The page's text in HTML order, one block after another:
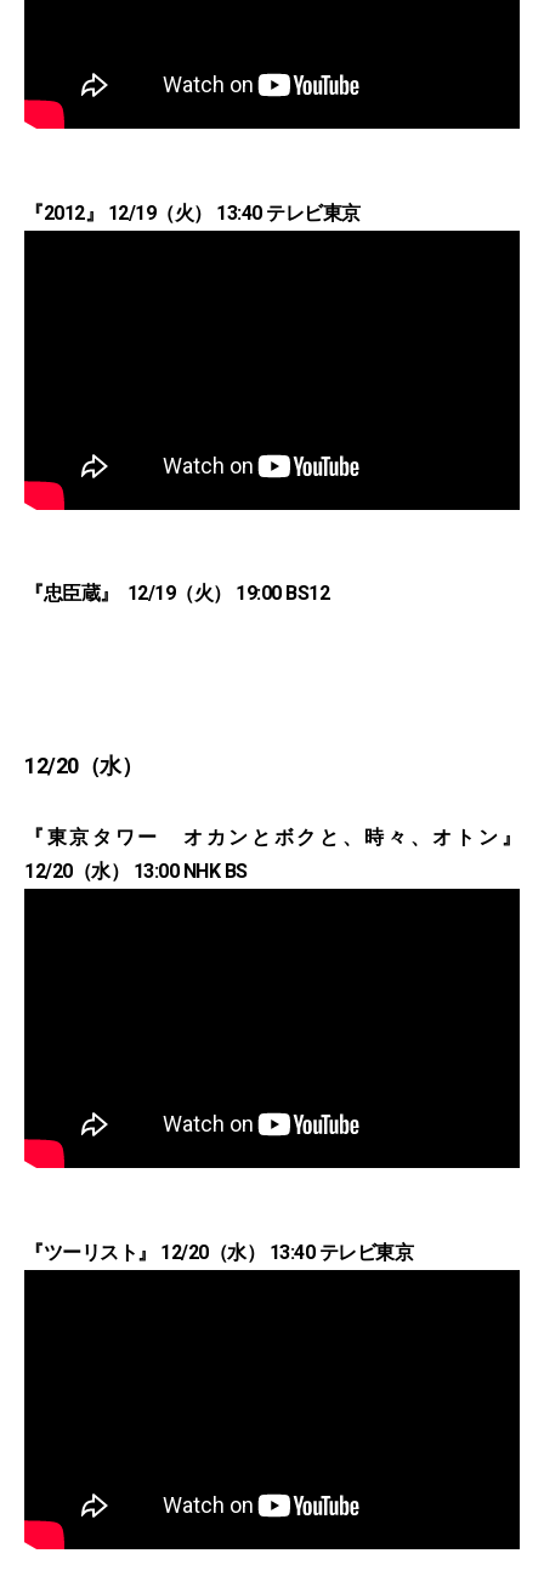
『2012』 12/19（火） 13:40 テレビ東京
『忠臣蔵』 12/19（火） 19:00 BS12
12/20（水）
『東京タワー オカンとボクと、時々、オトン』
12/20（水） 13:00 NHK BS
『ツーリスト』 12/20（水） 13:40 テレビ東京